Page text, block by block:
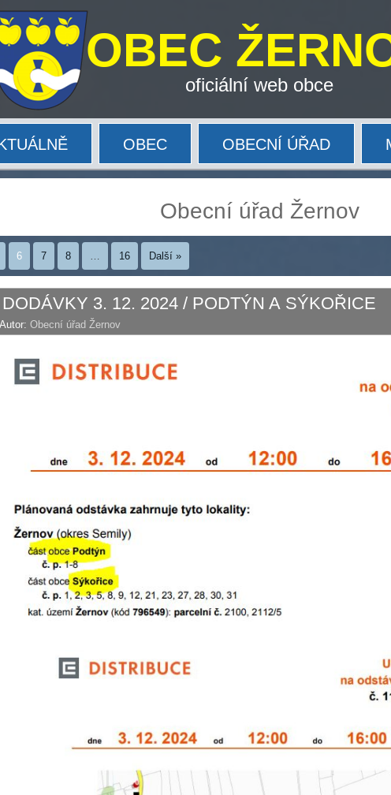
OBEC
oficiální web obce
OBEC OBECNÍ ÚŘAD
Obecní úřad Žernov
6 7 8 … 16 Další »
3. 12. 2024 / PODTÝN A SÝKOŘICE
Autor: Obecní úřad Žernov